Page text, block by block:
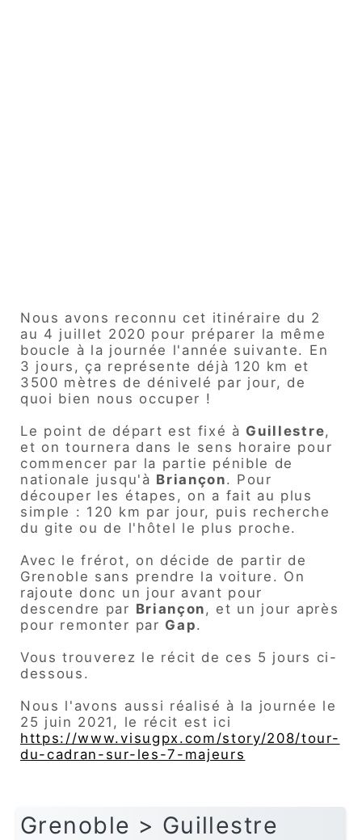
Nous avons reconnu cet itinéraire du 2
au 4 juillet 2020 pour préparer la même
boucle à la journée l'année suivante. En
3 jours, ça représente déjà 120 km et
3500 mètres de dénivelé par jour, de
quoi bien nous occuper !
Le point de départ est fixé à Guillestre,
et on tournera dans le sens horaire pour
commencer par la partie pénible de
nationale jusqu'à Briançon. Pour
découper les étapes, on a fait au plus
simple : 120 km par jour, puis recherche
du gite ou de l'hôtel le plus proche.
Avec le frérot, on décide de partir de
Grenoble sans prendre la voiture. On
rajoute donc un jour avant pour
descendre par Briançon , et un jour après
pour remonter par Gap.
Vous trouverez le récit de ces 5 jours ci-
dessous.
Nous l'avons aussi réalisé à la journée le
25 juin 2021, le récit est ici
https://www.visugpx.com/story/208/tour-
du-cadran-sur-les-7-majeurs
Grenoble > Guillestre